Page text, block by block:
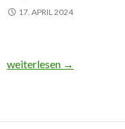
17. APRIL 2024
Zwischenstand nach der
weiterlesen →